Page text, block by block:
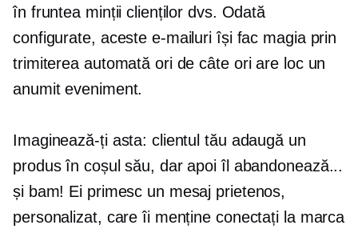
în fruntea minții clienților dvs. Odată
configurate, aceste e-mailuri își fac magia prin
trimiterea automată ori de câte ori are loc un
anumit eveniment.
Imaginează-ți asta: clientul tău adaugă un
produs în coșul său, dar apoi îl abandonează...
și bam! Ei primesc un mesaj prietenos,
personalizat, care îi menține conectați la marca